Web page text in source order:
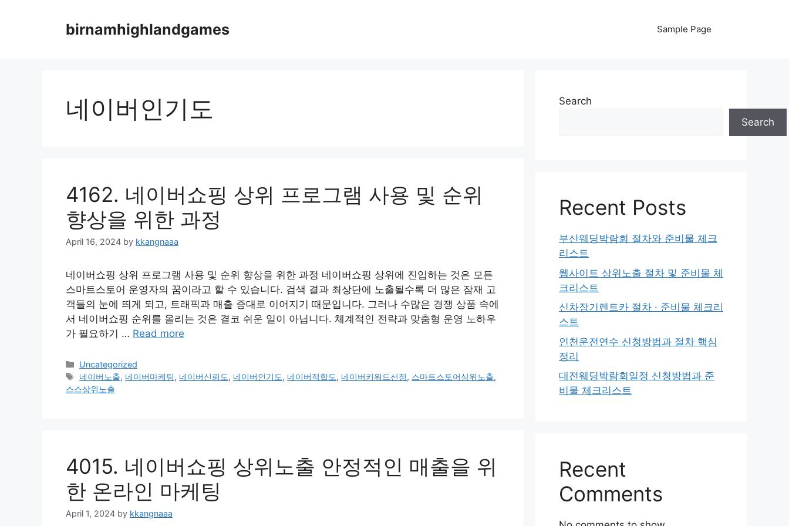
birnamhighlandgames Sample Page
네이버인기도
4162. 네이버쇼핑 상위 프로그램 사용 및 순위
향상을 위한 과정
April 16, 2024 by kkangnaaa
네이버쇼핑 상위 프로그램 사용 및 순위 향상을 위한 과정 네이버쇼핑 상위에 진입하는 것은 모든
스마트스토어 운영자의 꿈이라고 할 수 있습니다. 검색 결과 최상단에 노출될수록 더 많은 잠재 고
객들의 눈에 띄게 되고, 트래픽과 매출 증대로 이어지기 때문입니다. 그러나 수많은 경쟁 상품 속에
서 네이버쇼핑 순위를 올리는 것은 결코 쉬운 일이 아닙니다. 체계적인 전략과 맞춤형 운영 노하우
가 필요하기 … Read more
Categories
Uncategorized
Tags
네이버노출, 네이버마케팅, 네이버신뢰도, 네이버인기도, 네이버적합도, 네이버키워드선정, 스마트스토어상위노출,
스스상위노출
4015. 네이버쇼핑 상위노출 안정적인 매출을 위
한 온라인 마케팅
April 1, 2024 by kkangnaaa
Search
Search
Recent Posts
부산웨딩박람회 절차와 준비물 체크
리스트
웹사이트 상위노출 절차 및 준비물 체
크리스트
신차장기렌트카 절차 · 준비물 체크리
스트
인천운전연수 신청방법과 절차 핵심
정리
대전웨딩박람회일정 신청방법과 준
비물 체크리스트
Recent
Comments